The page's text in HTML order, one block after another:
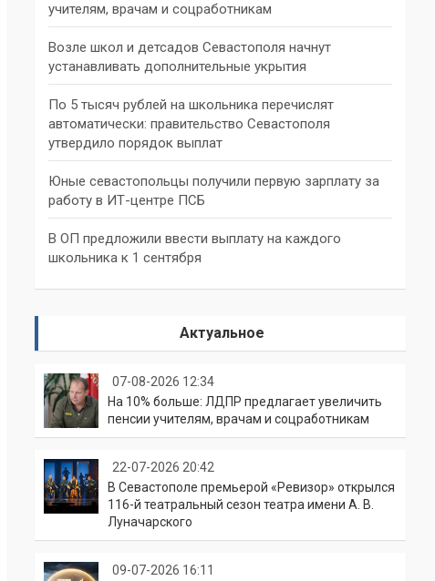
учителям, врачам и соцработникам
Возле школ и детсадов Севастополя начнут
устанавливать дополнительные укрытия
По 5 тысяч рублей на школьника перечислят
автоматически: правительство Севастополя
утвердило порядок выплат
Юные севастопольцы получили первую зарплату за
работу в ИТ-центре ПСБ
В ОП предложили ввести выплату на каждого
школьника к 1 сентября
Актуальное
07-08-2026 12:34
На 10% больше: ЛДПР предлагает увеличить
пенсии учителям, врачам и соцработникам
22-07-2026 20:42
В Севастополе премьерой «Ревизор» открылся
116-й театральный сезон театра имени А. В.
Луначарского
09-07-2026 16:11